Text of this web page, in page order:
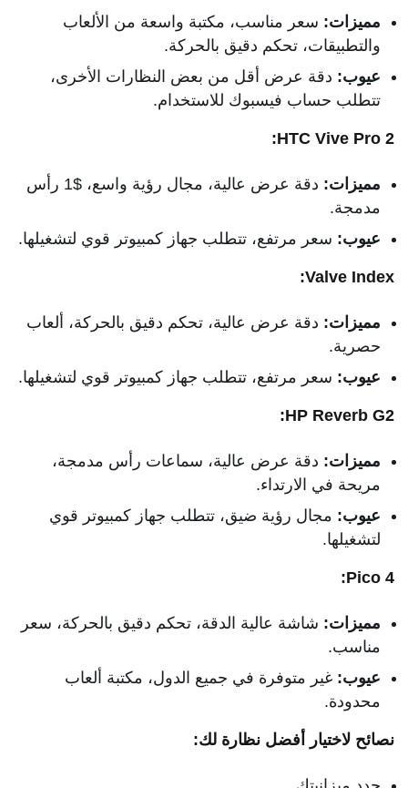
مميزات: سعر مناسب، مكتبة واسعة من الألعاب
والتطبيقات، تحكم دقيق بالحركة.
عيوب: دقة عرض أقل من بعض النظارات الأخرى،
تتطلب حساب فيسبوك للاستخدام.
HTC Vive Pro 2:
مميزات:
دقة عرض عالية، مجال رؤية واسع، $1 رأس
مدمجة.
عيوب: سعر مرتفع، تتطلب جهاز كمبيوتر قوي لتشغيلها.
Valve Index:
مميزات: دقة عرض عالية، تحكم دقيق بالحركة، ألعاب
حصرية.
عيوب: سعر مرتفع، تتطلب جهاز كمبيوتر قوي لتشغيلها.
HP Reverb G2:
مميزات: دقة عرض عالية، سماعات رأس مدمجة،
مريحة في الارتداء.
عيوب: مجال رؤية ضيق، تتطلب جهاز كمبيوتر قوي
لتشغيلها.
Pico 4:
مميزات: شاشة عالية الدقة، تحكم دقيق بالحركة، سعر
مناسب.
عيوب: غير متوفرة في جميع الدول، مكتبة ألعاب
محدودة.
نصائح لاختيار أفضل نظارة لك: